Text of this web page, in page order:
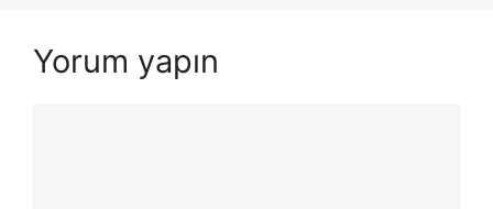
Yorum yapın